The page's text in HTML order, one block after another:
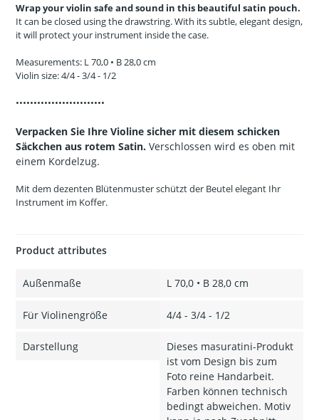
Wrap your violin safe and sound in this beautiful satin pouch.
It can be closed using the drawstring. With its subtle, elegant design,
it will protect your instrument inside the case.
Measurements: L 70,0 • B 28,0 cm
Violin size: 4/4 - 3/4 - 1/2
•••••••••••••••••••••••••
Verpacken Sie Ihre Violine sicher mit diesem schicken
Säckchen aus rotem Satin. Verschlossen wird es oben mit
einem Kordelzug.
Mit dem dezenten Blütenmuster schützt der Beutel elegant Ihr
Instrument im Koffer.
Product attributes
Außenmaße L 70,0 • B 28,0 cm
Für Violinengröße 4/4 - 3/4 - 1/2
Darstellung
Dieses masuratini-Produkt
ist vom Design bis zum
Foto reine Handarbeit.
Farben können technisch
bedingt abweichen. Motiv